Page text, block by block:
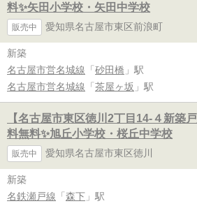
料✨️矢田小学校・矢田中学校
販売中 愛知県名古屋市東区前浪町
新築
名古屋市営名城線 「 砂田橋 」駅
名古屋市営名城線 「 茶屋ヶ坂 」駅
【名古屋市東区徳川2丁目14-４新築
料無料✨️旭丘小学校・桜丘中学校
販売中 愛知県名古屋市東区徳川
新築
名鉄瀬戸線 「 森下 」駅